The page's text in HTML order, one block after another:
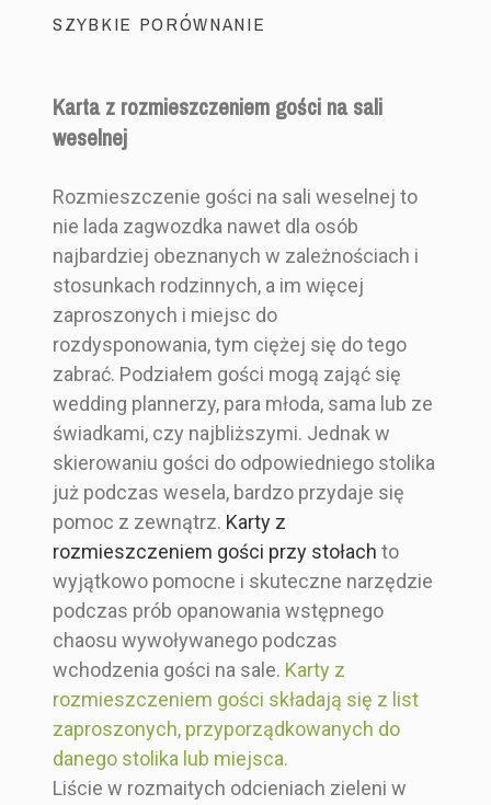
SZYBKIE PORÓWNANIE
Karta z rozmieszczeniem gości na sali
weselnej
Rozmieszczenie gości na sali weselnej to
nie lada zagwozdka nawet dla osób
najbardziej obeznanych w zależnościach i
stosunkach rodzinnych, a im więcej
zaproszonych i miejsc do
rozdysponowania, tym ciężej się do tego
zabrać. Podziałem gości mogą zająć się
wedding plannerzy, para młoda, sama lub ze
świadkami, czy najbliższymi. Jednak w
skierowaniu gości do odpowiedniego stolika
już podczas wesela, bardzo przydaje się
pomoc z zewnątrz. Karty z
rozmieszczeniem gości przy stołach to
wyjątkowo pomocne i skuteczne narzędzie
podczas prób opanowania wstępnego
chaosu wywoływanego podczas
wchodzenia gości na sale. Karty z
rozmieszczeniem gości składają się z list
zaproszonych, przyporządkowanych do
danego stolika lub miejsca.
Liście w rozmaitych odcieniach zieleni w
Marka Producent Ślubny
Styl
Botaniczny
Greenery
Kolor
Biały
Zielony
Rozmiar 14x20 cm
Kształt Prostokąt
Zestaw Zawiera
Kartę z rozmies
zczeniem gości
Rodzaj Składani
A
Pojedyncza kart
a
Drewniana karta z
rozmieszczeniem
z motywem
rustykalnym
Karta z
rozmieszczeniem
gości weselnych
- ze złoceniem
złoconych kart z
rozmieszczeniem
gości weselnych
- piękne listki
9,50 zł
Drewniane Elegancki i Glamour Klasyczny i formalny
Brązowy Niebieski
14x20 cm 15x40 cm
Prostokąt Prostokąt